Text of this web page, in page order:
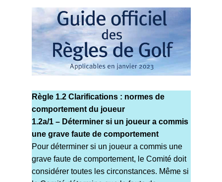
Règle 1.2 Clarifications : normes de
comportement du joueur
1.2a/1 – Déterminer si un joueur a commis
une grave faute de comportement
Pour déterminer si un joueur a commis une
grave faute de comportement, le Comité doit
considérer toutes les circonstances. Même si